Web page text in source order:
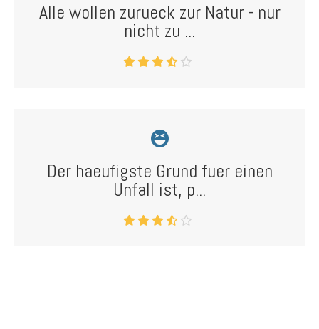
Alle wollen zurueck zur Natur - nur
nicht zu ...
Der haeufigste Grund fuer einen
Unfall ist, p...